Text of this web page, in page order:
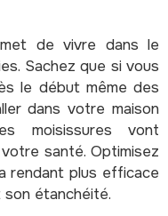
de vivre dans le
Sachez que si vous
le début même des
dans votre maison
moisissures vont
santé. Optimisez
rendant plus efficace
étanchéité.